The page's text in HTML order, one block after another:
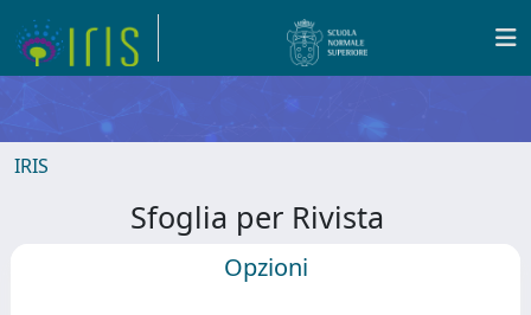
IRIS
Sfoglia per Rivista
Opzioni